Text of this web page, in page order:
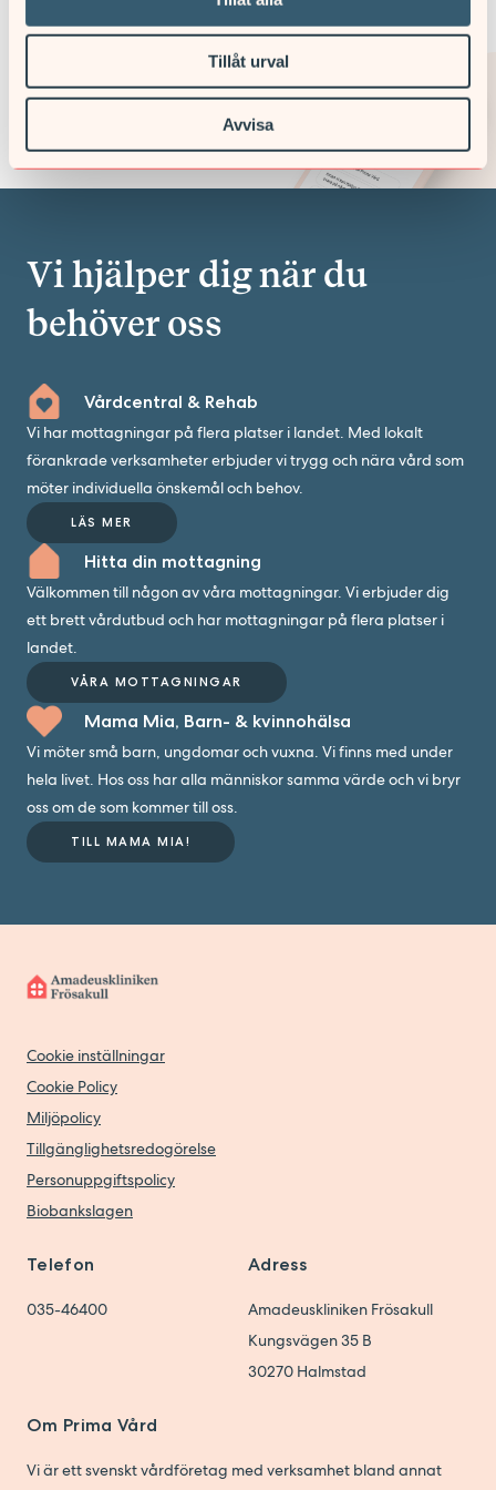
Tillåt urval
Avvisa
dina frågor och behov.
KONTAKTA OSS VIA 1177
Vi hjälper dig när du
behöver oss
Vårdcentral & Rehab
Vi har mottagningar på flera platser i landet. Med lokalt
förankrade verksamheter erbjuder vi trygg och nära vård som
möter individuella önskemål och behov.
LÄS MER
Hitta din mottagning
Välkommen till någon av våra mottagningar. Vi erbjuder dig
ett brett vårdutbud och har mottagningar på flera platser i
landet.
VÅRA MOTTAGNINGAR
Mama Mia, Barn- & kvinnohälsa
Vi möter små barn, ungdomar och vuxna. Vi finns med under
hela livet. Hos oss har alla människor samma värde och vi bryr
oss om de som kommer till oss.
TILL MAMA MIA!
Cookie inställningar
Cookie Policy
Miljöpolicy
Tillgänglighetsredogörelse
Personuppgiftspolicy
Biobankslagen
Telefon
035-46400
Adress
Amadeuskliniken Frösakull
Kungsvägen 35 B
30270 Halmstad
Om Prima Vård
Vi är ett svenskt vårdföretag med verksamhet bland annat